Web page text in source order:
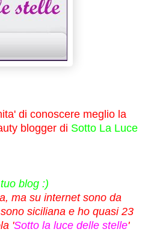
di conoscere meglio la
blogger di Sotto La Luce
blog :)
ma su internet sono da
siciliana e ho quasi 23
'Sotto la luce delle stelle'